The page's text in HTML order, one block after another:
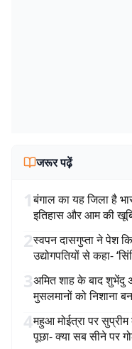
जरूर पढ़ें
1बंगाल का यह जिला है
इतिहास और आम की
2स्वपन दासगुप्ता ने पेश
उद्योगपतियों से कहा-
3अमित शाह के बाद शुभेंदु
मुसलमानों को निशाना
4महुआ मोईत्रा पर
पूछा- क्या सब सीने पर